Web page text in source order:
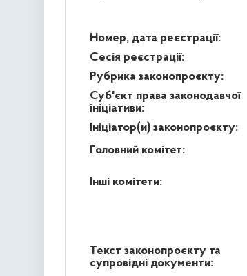
Номер, дата реєстрації:
Сесія реєстрації:
Рубрика законопроєкту:
Суб'єкт права законодавчої
ініціативи:
Ініціатор(и) законопроєкту:
Головний комітет:
Інші комітети:
Текст законопроєкту та
супровідні документи: